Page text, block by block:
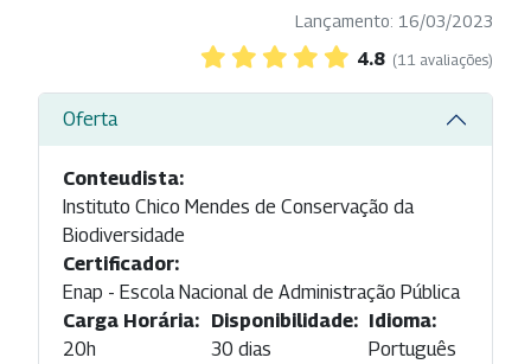
Lançamento: 16/03/2023
4.8 (11 avaliações)
Oferta
Conteudista:
Instituto Chico Mendes de Conservação da
Biodiversidade
Certificador:
Enap - Escola Nacional de Administração Pública
Carga Horária:
20h
Disponibilidade:
30 dias
Idioma:
Português